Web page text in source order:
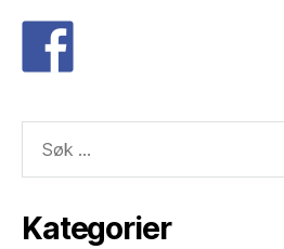
etter:
Kategorier